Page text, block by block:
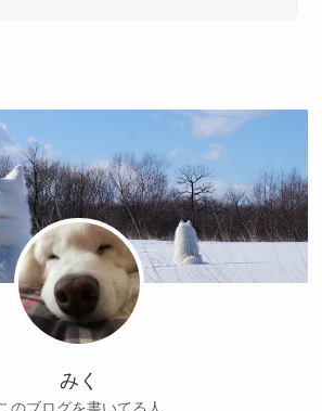
みく
のブログを書いてる人